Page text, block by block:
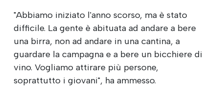
"Abbiamo iniziato l'anno scorso, ma è stato
difficile. La gente è abituata ad andare a bere
una birra, non ad andare in una cantina, a
guardare la campagna e a bere un bicchiere di
vino. Vogliamo attirare più persone,
soprattutto i giovani", ha ammesso.